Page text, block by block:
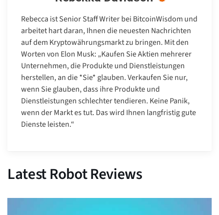
Rebecca ist Senior Staff Writer bei BitcoinWisdom und
arbeitet hart daran, Ihnen die neuesten Nachrichten
auf dem Kryptowährungsmarkt zu bringen. Mit den
Worten von Elon Musk: „Kaufen Sie Aktien mehrerer
Unternehmen, die Produkte und Dienstleistungen
herstellen, an die *Sie* glauben. Verkaufen Sie nur,
wenn Sie glauben, dass ihre Produkte und
Dienstleistungen schlechter tendieren. Keine Panik,
wenn der Markt es tut. Das wird Ihnen langfristig gute
Dienste leisten.“
Latest Robot Reviews